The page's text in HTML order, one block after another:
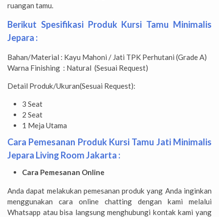
ruangan tamu.
Berikut Spesifikasi Produk Kursi Tamu Minimalis
Jepara :
Bahan/Material : Kayu Mahoni / Jati TPK Perhutani (Grade A)
Warna Finishing : Natural (Sesuai Request)
Detail Produk/Ukuran(Sesuai Request):
3 Seat
2 Seat
1 Meja Utama
Cara Pemesanan Produk Kursi Tamu Jati Minimalis
Jepara Living Room Jakarta :
Cara Pemesanan Online
Anda dapat melakukan pemesanan produk yang Anda inginkan
menggunakan cara online chatting dengan kami melalui
Whatsapp atau bisa langsung menghubungi kontak kami yang